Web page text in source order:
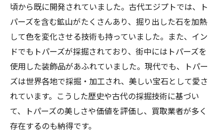
頃から既に開発されていました。古代エジプトでは、ト
パーズを含む鉱山がたくさんあり、掘り出した石を加熱
して色を変化させる技術も持っていました。また、イン
ドでもトパーズが採掘されており、街中にはトパーズを
使用した装飾品があふれていました。現代でも、トパー
ズは世界各地で採掘・加工され、美しい宝石として愛さ
れています。こうした歴史や古代の採掘技術に基づい
て、トパーズの美しさや価値を評価し、買取業者が多く
存在するのも納得です。